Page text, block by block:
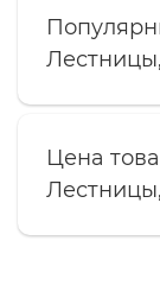
Цена